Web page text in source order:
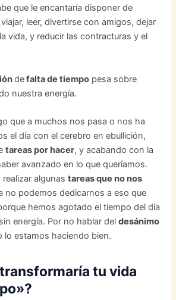
que le encantaría disponer de
leer, divertirse con amigos, dejar
vida, y reducir las contracturas y el
defalta de tiempo pesa sobre
nuestra energía.
que a muchos nos pasa o nos ha
el día con el cerebro en ebullición,
tareas por hacer, y acabando con la
avanzado en lo que queríamos.
realizar algunastareas que no nos
no podemos dedicarnos a eso que
hemos agotado el tiempo del día
energía. Por no hablar deldesánimo
lo estamos haciendo bien.
tu vida